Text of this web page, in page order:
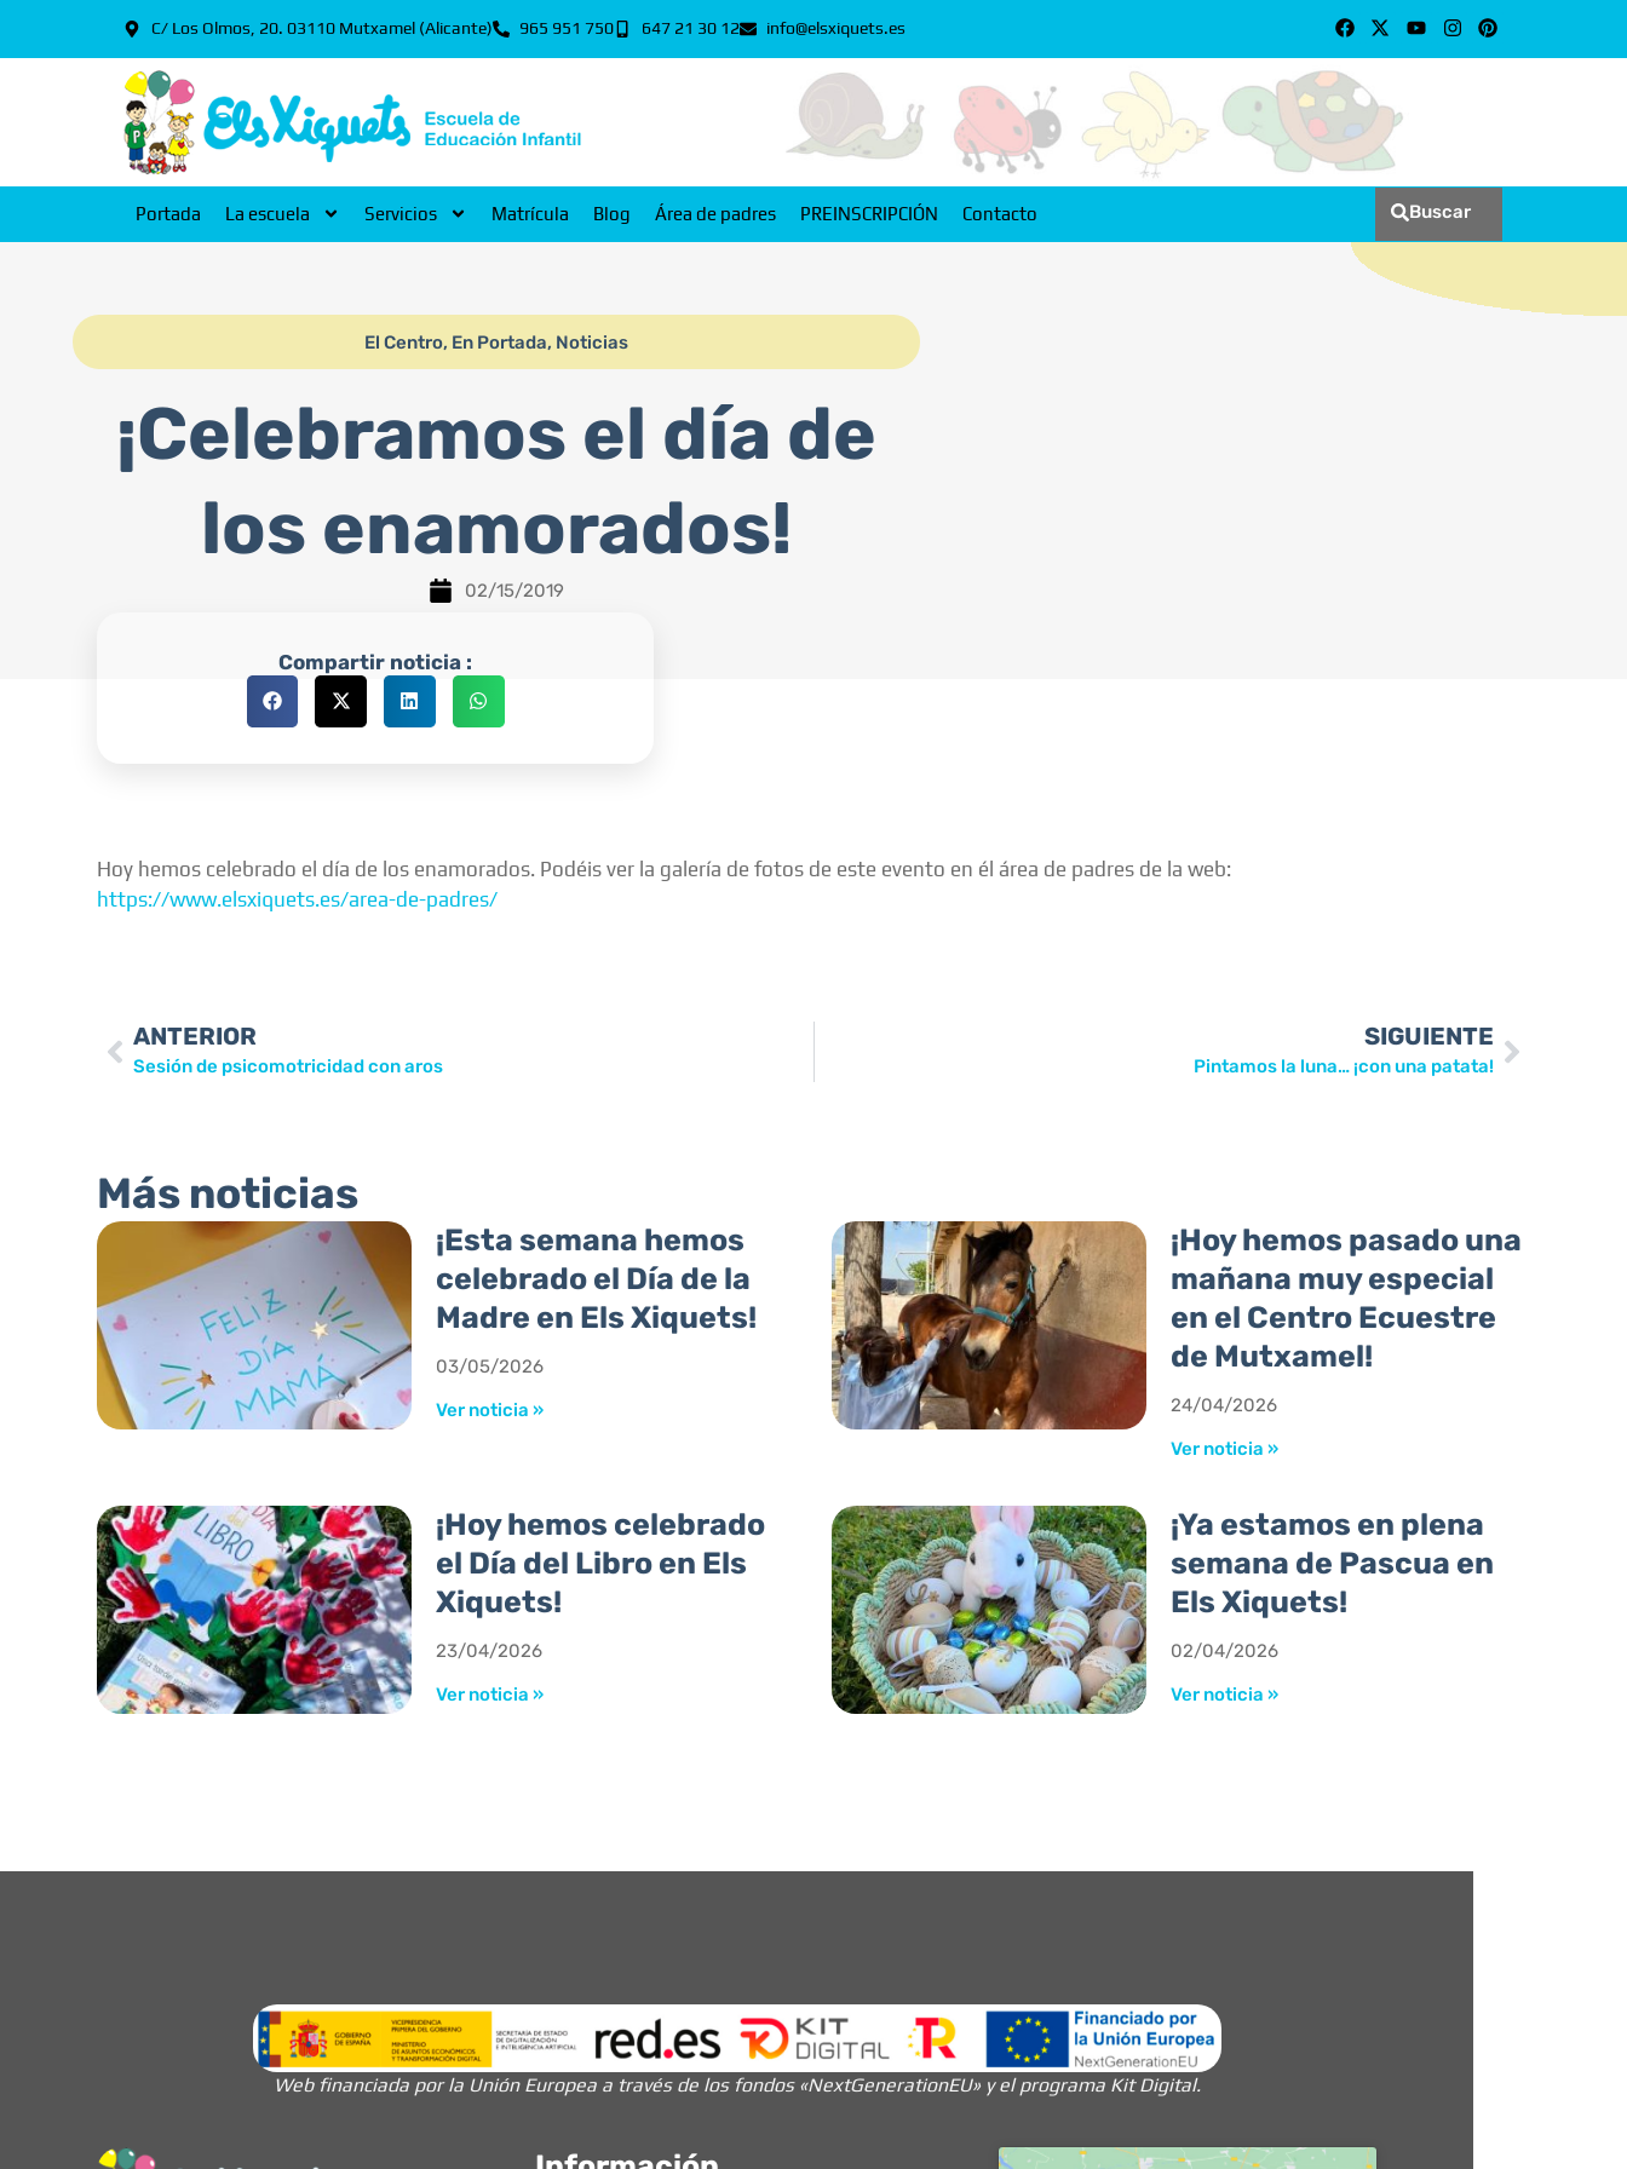
C/ Los Olmos, 20. 03110 Mutxamel (Alicante) 965 951 750 647 21 30 12 info@elsxiquets.es
Portada La escuela Servicios Matrícula Blog Área de padres PREINSCRIPCIÓN Contacto Buscar
El Centro, En Portada, Noticias
¡Celebramos el día de
los enamorados!
02/15/2019
Compartir noticia :
Hoy hemos celebrado el día de los enamorados. Podéis ver la galería de fotos de este evento en él área de padres de la web:
https://www.elsxiquets.es/area-de-padres/
ANTERIOR
Sesión de psicomotricidad con aros
SIGUIENTE
Pintamos la luna… ¡con una patata!
Más noticias
¡Esta semana hemos
celebrado el Día de la
Madre en Els Xiquets!
03/05/2026
Ver noticia »
¡Hoy hemos pasado una
mañana muy especial
en el Centro Ecuestre
de Mutxamel!
24/04/2026
Ver noticia »
¡Hoy hemos celebrado
el Día del Libro en Els
Xiquets!
23/04/2026
Ver noticia »
¡Ya estamos en plena
semana de Pascua en
Els Xiquets!
02/04/2026
Ver noticia »
Web financiada por la Unión Europea a través de los fondos «NextGenerationEU» y el programa Kit Digital.